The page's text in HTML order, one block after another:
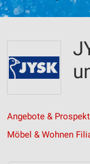
Angebote &
Möbel & Wohnen